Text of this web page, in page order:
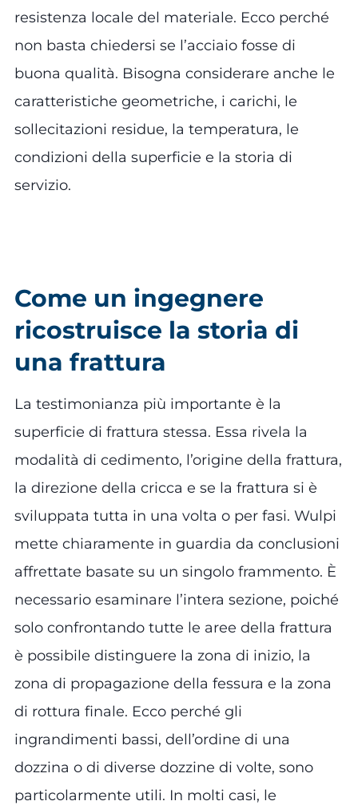
resistenza locale del materiale. Ecco perché
non basta chiedersi se l’acciaio fosse di
buona qualità. Bisogna considerare anche le
caratteristiche geometriche, i carichi, le
sollecitazioni residue, la temperatura, le
condizioni della superficie e la storia di
servizio.
Come un ingegnere
ricostruisce la storia di
una frattura
La testimonianza più importante è la
superficie di frattura stessa. Essa rivela la
modalità di cedimento, l’origine della frattura,
la direzione della cricca e se la frattura si è
sviluppata tutta in una volta o per fasi. Wulpi
mette chiaramente in guardia da conclusioni
affrettate basate su un singolo frammento. È
necessario esaminare l’intera sezione, poiché
solo confrontando tutte le aree della frattura
è possibile distinguere la zona di inizio, la
zona di propagazione della fessura e la zona
di rottura finale. Ecco perché gli
ingrandimenti bassi, dell’ordine di una
dozzina o di diverse dozzine di volte, sono
particolarmente utili. In molti casi, le